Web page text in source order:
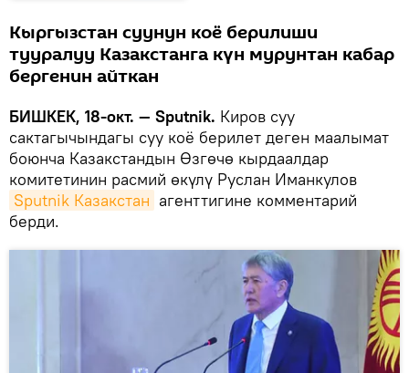
Кыргызстан суунун коё берилиши
тууралуу Казакстанга күн мурунтан кабар
бергенин айткан
БИШКЕК, 18-окт. — Sputnik. Киров суу
сактагычындагы суу коё берилет деген маалымат
боюнча Казакстандын Өзгөчө кырдаалдар
комитетинин расмий өкүлү Руслан Иманкулов
Sputnik Казакстан агенттигине комментарий
берди.